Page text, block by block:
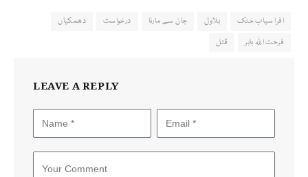
افرا سیاب خٹک بلاول جان سے مارنا درخواست
دھمکیاں
فرحت اللہ بابر
قتل
LEAVE A REPLY